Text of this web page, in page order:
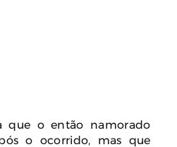
que o então namorado
o ocorrido, mas que